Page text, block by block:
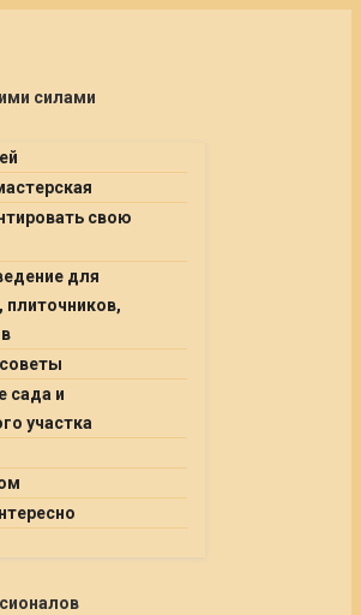
силами
свою
для
плиточников,
сада и
участка